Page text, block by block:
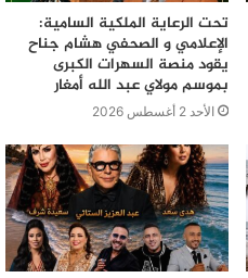
تحت الرعاية الملكية السامية:
الإعلامي و الصحفي هشام جناح
يقود منصة السهرات الكبرى
بموسم مولاي عبد الله أمغار
الأحد 2 أغسطس 2026